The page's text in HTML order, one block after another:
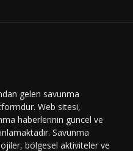
gelen savunma
Web sitesi,
haberlerinin güncel ve
Savunma
bölgesel aktiviteler ve